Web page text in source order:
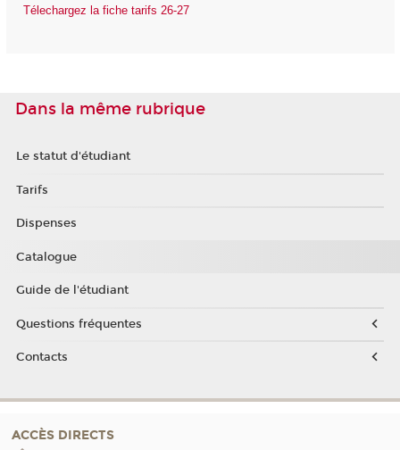
Télechargez la fiche tarifs 26-27
Dans la même rubrique
Le statut d'étudiant
Tarifs
Dispenses
Catalogue
Guide de l'étudiant
Questions fréquentes
Contacts
ACCÈS DIRECTS